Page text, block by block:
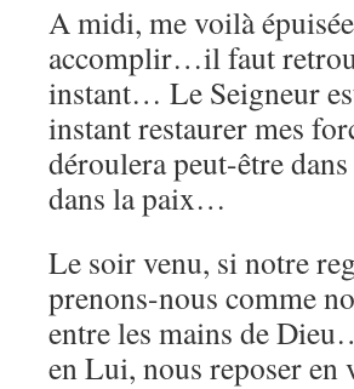
A midi, me voilà
accomplir…il faut
instant… Le Seigneur
instant restaurer mes
déroulera peut-être
dans la paix…
Le soir venu, si notre
prenons-nous comme
entre les mains de
en Lui, nous reposer